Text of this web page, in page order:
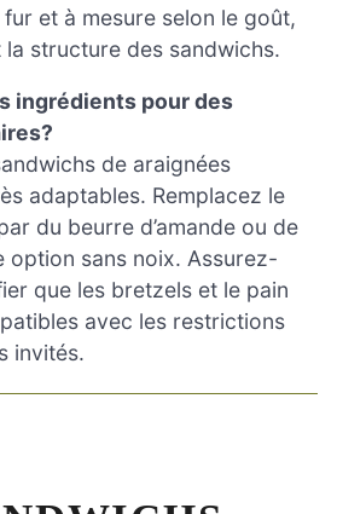
et à mesure selon le goût,
structure des sandwichs.
ingrédients pour des
de araignées
adaptables. Remplacez le
du beurre d’amande ou de
option sans noix. Assurez-
que les bretzels et le pain
avec les restrictions
invités.